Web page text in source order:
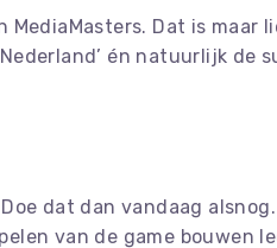
Dat is maar
én natuurlijk de
dat dan vandaag
van de game bouwen